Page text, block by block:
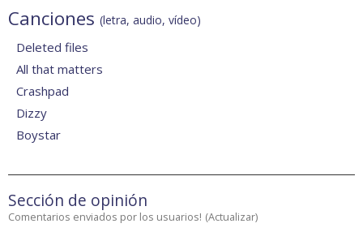
Canciones (letra, audio, vídeo)
Deleted files
All that matters
Crashpad
Dizzy
Boystar
Sección de opinión
Comentarios enviados por los usuarios! (Actualizar)